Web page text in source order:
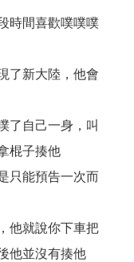
時間喜歡噗噗噗
了新大陸，他會
了自己一身，叫
棍子揍他
只能預告一次而
他就說你下車把
他並沒有揍他